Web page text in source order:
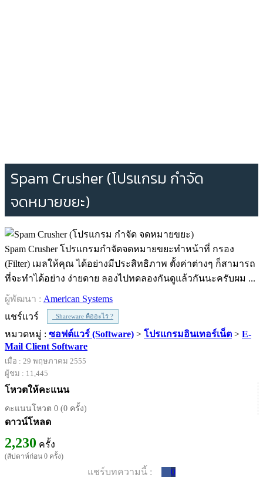
Spam Crusher (โปรแกรม กำจัด
จดหมายขยะ)
Spam Crusher โปรแกรมกำจัดจดหมายขยะทำหน้าที่ กรอง
(Filter) เมลให้คุณ ได้อย่างมีประสิทธิภาพ ตั้งค่าต่างๆ ก็สามารถ
ที่จะทำได้อย่าง ง่ายดาย ลองไปทดลองกันดูแล้วกันนะครับผม ...
ผู้พัฒนา : American Systems
แชร์แวร์
Shareware คืออะไร ?
หมวดหมู่ : ซอฟต์แวร์ (Software) > โปรแกรมอินเทอร์เน็ต > E-
Mail Client Software
เมื่อ : 29 พฤษภาคม 2555
ผู้ชม : 11,445
โหวตให้คะแนน
คะแนนโหวต 0 (0 ครั้ง)
ดาวน์โหลด
2,230 ครั้ง
(สัปดาห์ก่อน 0 ครั้ง)
แชร์บทความนี้ : 0